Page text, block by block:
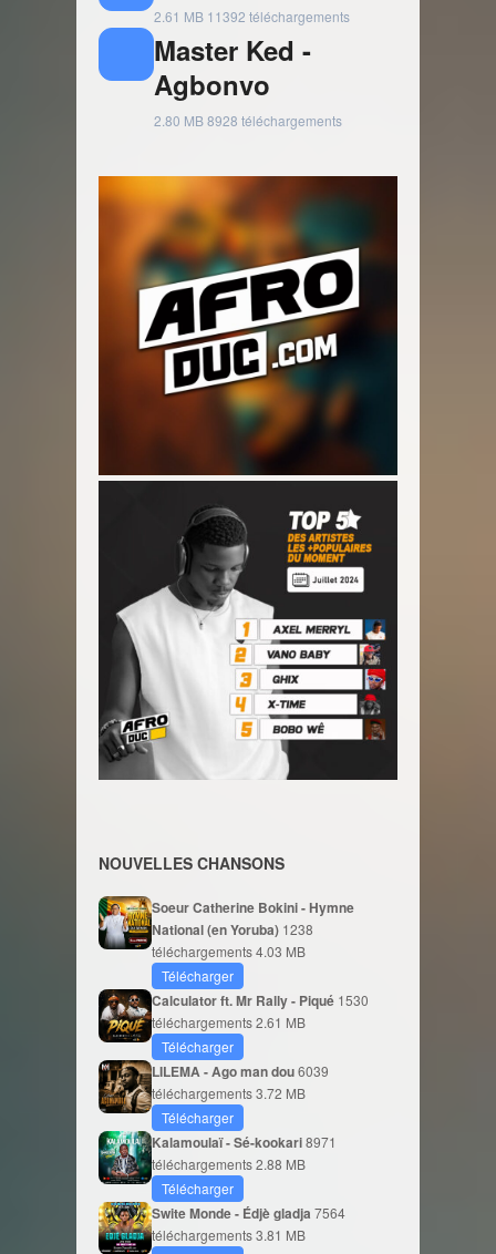
2.61 MB 11392 téléchargements
Master Ked -
Agbonvo
2.80 MB8928 téléchargements
NOUVELLES CHANSONS
Soeur Catherine Bokini - Hymne
National (en Yoruba) 1238
téléchargements4.03 MB
Télécharger
Calculator ft. Mr Rally - Piqué 1530
téléchargements2.61 MB
Télécharger
LILEMA - Ago man dou6039
téléchargements3.72 MB
Télécharger
Kalamoulaï - Sé-kookari8971
téléchargements2.88 MB
Télécharger
Swite Monde - Édjè gladja 7564
téléchargements3.81 MB